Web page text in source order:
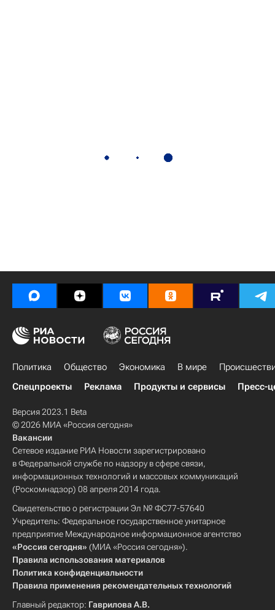
Политика Общество Экономика В мире
Спецпроекты
Реклама Продукты и сервисы Пресс-
Версия 2023.1 Beta
© 2026 МИА «Россия сегодня»
Вакансии
Сетевое издание РИА Новости зарегистрировано
в Федеральной службе по надзору в сфере связи,
информационных технологий и массовых коммуникаций
(Роскомнадзор) 08 апреля 2014 года.
Свидетельство о регистрации Эл № ФС77-57640
Учредитель: Федеральное государственное унитарное
предприятие Международное информационное агентство
«Россия сегодня» (МИА «Россия сегодня»).
Правила использования материалов
Политика конфиденциальности
Правила применения рекомендательных технологий
Главный редактор: Гаврилова А.В.